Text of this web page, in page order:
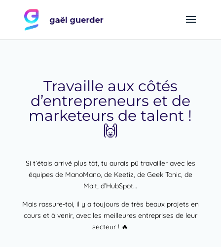
Travaille aux côtés
d’entrepreneurs et de
marketeurs de talent !
🙌
Si t’étais arrivé plus tôt, tu aurais pû travailler avec les
équipes de ManoMano, de Keetiz, de Geek Tonic, de
Malt, d’HubSpot…
Mais rassure-toi, il y a toujours de très beaux projets en
cours et à venir, avec les meilleures entreprises de leur
secteur ! 🔥